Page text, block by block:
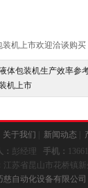
装机上市欢迎洽谈
体包装机生产效率参
机上市
关于我们 新闻动态
彭经理 手机：
江苏省昆山市花桥镇新
慈自动化设备有限公司